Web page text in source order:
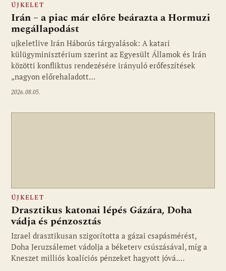
Fotó: ujkelet.live
ÚJKELET
Irán – a piac már előre beárazta a Hormuzi
megállapodást
ujkeletlive Irán Háborús tárgyalások: A katari
külügyminisztérium szerint az Egyesült Államok és Irán
közötti konfliktus rendezésére irányuló erőfeszítések
„nagyon előrehaladott…
2026.08.05.
ÚJKELET
Drasztikus katonai lépés Gázára, Doha
vádja és pénzosztás
Izrael drasztikusan szigorította a gázai csapásmérést,
Doha Jeruzsálemet vádolja a béketerv csúszásával, míg a
Kneszet milliós koalíciós pénzeket hagyott jóvá.…